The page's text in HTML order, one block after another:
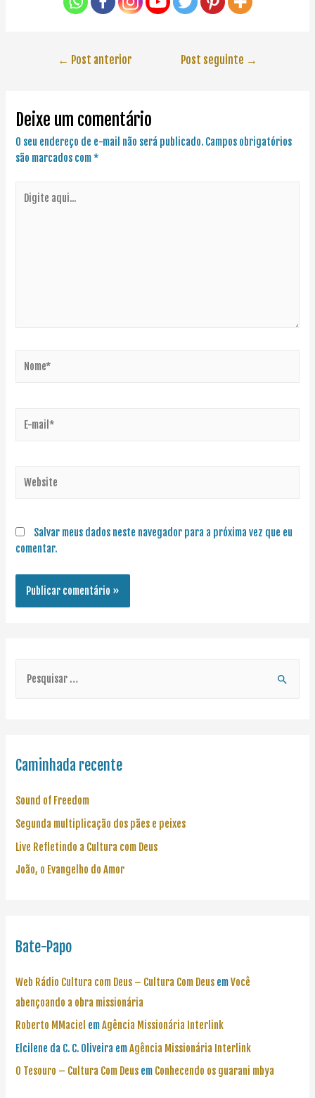
← Post anterior Post seguinte →
Deixe um comentário
O seu endereço de e-mail não será publicado. Campos obrigatórios
são marcados com*
Salvar meus dados neste navegador para a próxima vez que eu
comentar.
Caminhada recente
Sound of Freedom
Segunda multiplicação dos pães e peixes
Live Refletindo a Cultura com Deus
João, o Evangelho do Amor
Bate-Papo
Web Rádio Cultura com Deus – Cultura Com Deus emVocê
abençoando a obra missionária
Roberto MMaciel emAgência Missionária Interlink
Elcilene da C. C. Oliveira emAgência Missionária Interlink
O Tesouro – Cultura Com Deus em Conhecendo os guarani mbya